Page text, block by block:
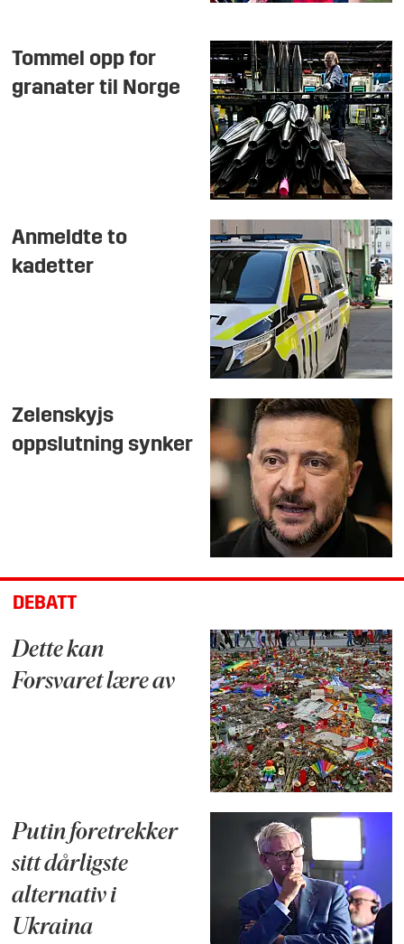
Tommel opp for
granater til Norge
Anmeldte to
kadetter
Zelenskyjs
oppslutning synker
DEBATT
Dette kan
Forsvaret lære av
Putin foretrekker
sitt dårligste
alternativ i
Ukraina